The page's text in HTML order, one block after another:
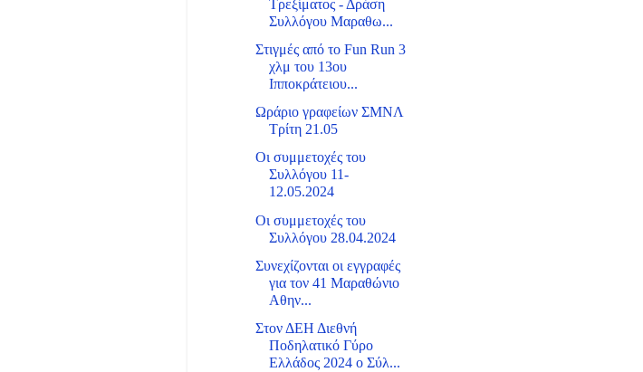
Τρεξίματος - Δράση
Συλλόγου Μαραθω...
Στιγμές από το Fun Run 3
χλμ του 13ου
Ιπποκράτειου...
Ωράριο γραφείων ΣΜΝΛ
Τρίτη 21.05
Οι συμμετοχές του
Συλλόγου 11-
12.05.2024
Οι συμμετοχές του
Συλλόγου 28.04.2024
Συνεχίζονται οι εγγραφές
για τον 41 Μαραθώνιο
Αθην...
Στον ΔΕΗ Διεθνή
Ποδηλατικό Γύρο
Ελλάδος 2024 ο Σύλ...